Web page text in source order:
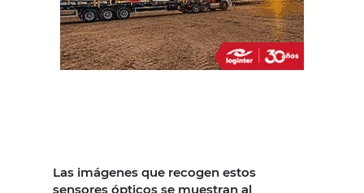
Las imágenes que recogen estos
sensores ópticos se muestran al